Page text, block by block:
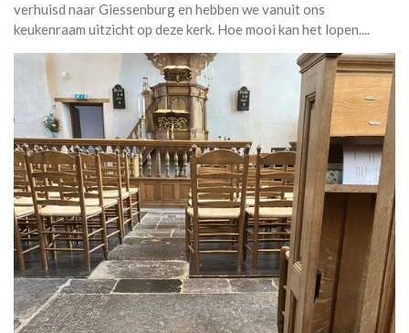
verhuisd naar Giessenburg en hebben we vanuit ons
keukenraam uitzicht op deze kerk. Hoe mooi kan het lopen....